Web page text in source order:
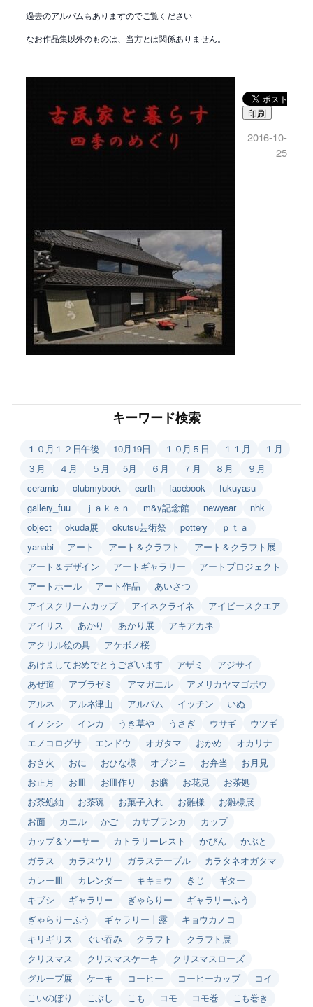
過去のアルバムもありますのでご覧ください
なお作品集以外のものは、当方とは関係ありません。
印刷
2016-10-
25
キーワード検索
１０月１２日午後 10月19日 １０月５日 １１月
１月
３月
４月 ５月 5月 ６月 ７月 ８月
９月
ceramic
clubmybook earth facebook
fukuyasu
gallery_fuu
ｊａｋｅｎ m&y記念館 newyear
nhk
object
okuda展 okutsu芸術祭 pottery
ｐｔａ
yanabi
アート アート＆クラフト
アート＆クラフト展
アート＆デザイン
アートギャラリー
アートプロジェクト
アートホール
アート作品
あいさつ
アイスクリームカップ
アイネクライネ
アイビースクエア
アイリス
あかり あかり展
アキアカネ
アクリル絵の具
アケボノ桜
あけましておめでとうございます
アザミ
アジサイ
あぜ道
アブラゼミ アマガエル
アメリカヤマゴボウ
アルネ
アルネ津山 アルバム イッチン
いぬ
イノシシ
インカ うき草や うさぎ ウサギ
ウツギ
エノコログサ
エンドウ オガタマ おかめ
オカリナ
おき火
おに おひな様 オブジェ お弁当
お月見
お正月
お皿 お皿作り お膳 お花見
お茶処
お茶処紬
お茶碗 お菓子入れ お雛様
お雛様展
お面
カエル かご カサブランカ
カップ
カップ＆ソーサー
カトラリーレスト かびん
かぶと
ガラス
カラスウリ ガラステーブル
カラタネオガタマ
カレー皿
カレンダー キキョウ きじ
ギター
キブシ
ギャラリー ぎゃらりー
ギャラリーふう
ぎゃらりーふう
ギャラリー十露
キョウカノコ
キリギリス
ぐい吞み クラフト
クラフト展
クリスマス
クリスマスケーキ
クリスマスローズ
グループ展
ケーキ コーヒー コーヒーカップ
コイ
こいのぼり
こぶし こも コモ コモ巻 こも巻き